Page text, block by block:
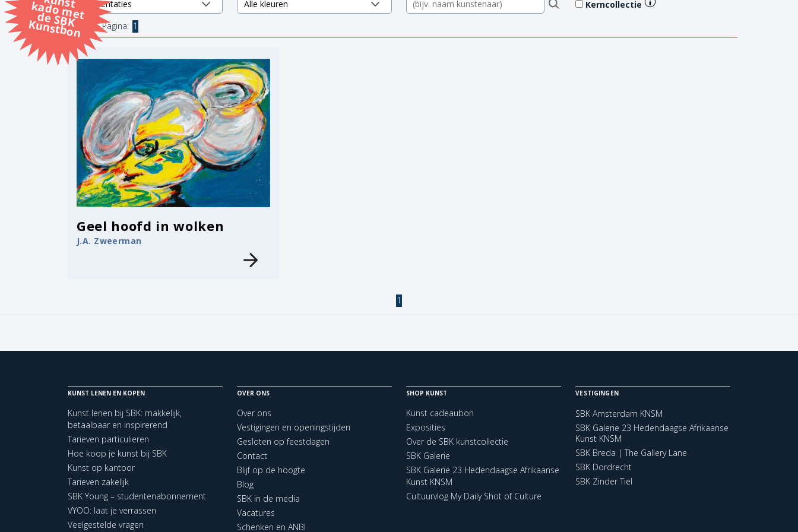
k
d
K
Kerncollectie
1 items. Pagina: 1
Geel hoofd in wolken
J.A. Zweerman
1
KUNST LENEN EN KOPEN
Kunst lenen bij SBK: makkelijk,
betaalbaar en inspirerend
Tarieven particulieren
Hoe koop je kunst bij SBK
Kunst op kantoor
Tarieven zakelijk
SBK Young – studentenabonnement
VYOO: laat je verrassen
Veelgestelde vragen
OVER ONS
Over ons
Vestigingen en openingstijden
Gesloten op feestdagen
Contact
Blijf op de hoogte
Blog
SBK in de media
Vacatures
Schenken en ANBI
SHOP KUNST
Kunst cadeaubon
Exposities
Over de SBK kunstcollectie
SBK Galerie
SBK Galerie 23 Hedendaagse Afrikaanse
Kunst KNSM
Cultuurvlog My Daily Shot of Culture
VESTIGINGEN
SBK Amsterdam KNSM
SBK Galerie 23 Hedendaagse Afrikaanse
Kunst KNSM
SBK Breda | The Gallery Lane
SBK Dordrecht
SBK Zinder Tiel